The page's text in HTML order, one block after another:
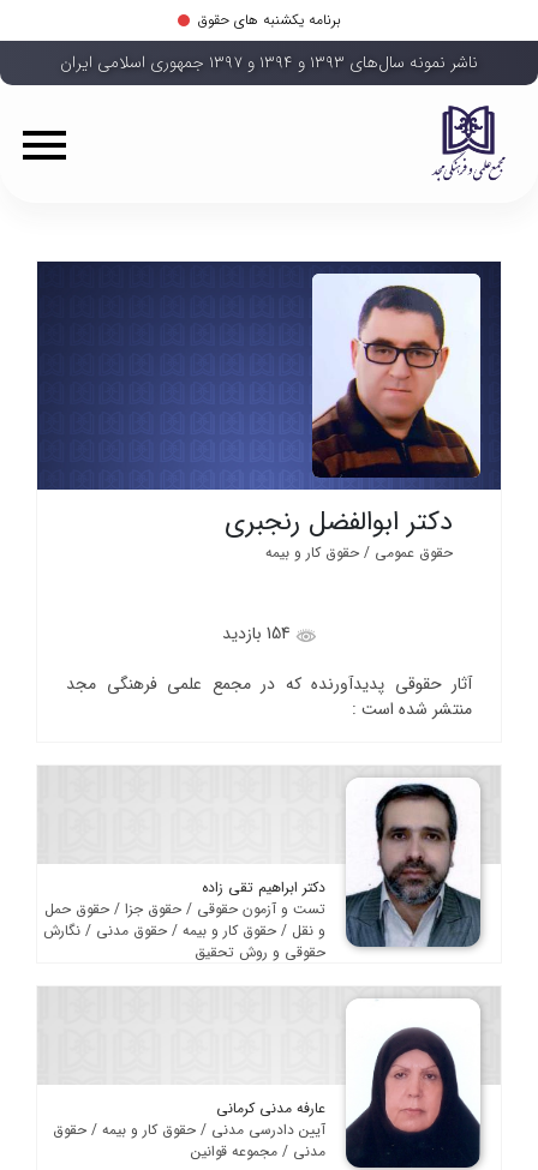
برنامه یکشنبه های حقوق
ناشر نمونه سال‌های ۱۳۹۳ و ۱۳۹۴ و ۱۳۹۷ جمهوری اسلامی ایران
دکتر ابوالفضل رنجبری
حقوق عمومی / حقوق کار و بیمه
آثار حقوقی پدیدآورنده که در مجمع علمی فرهنگی مجد
منتشر شده است :
دکتر ابراهیم تقی زاده
تست و آزمون حقوقی / حقوق جزا / حقوق حمل
و نقل / حقوق کار و بیمه / حقوق مدنی / نگارش
حقوقی و روش تحقیق
عارفه مدنی کرمانی
آیین دادرسی مدنی / حقوق کار و بیمه / حقوق
مدنی / مجموعه قوانین